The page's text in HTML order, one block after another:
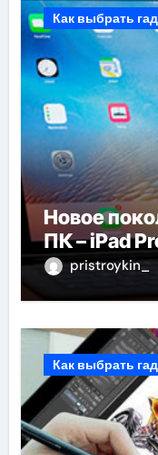
Как выбрать
Новое
ПК – iPad
pristroykin_
Как выбрать